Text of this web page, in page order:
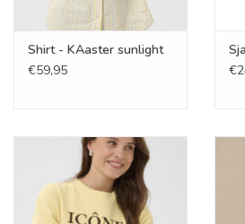
Shirt - KAaster sunlight
€59,95